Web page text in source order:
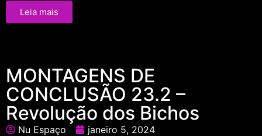
Leia mais
MONTAGENS DE
CONCLUSÃO 23.2 –
Revolução dos Bichos
Nu Espaço janeiro 5, 2024